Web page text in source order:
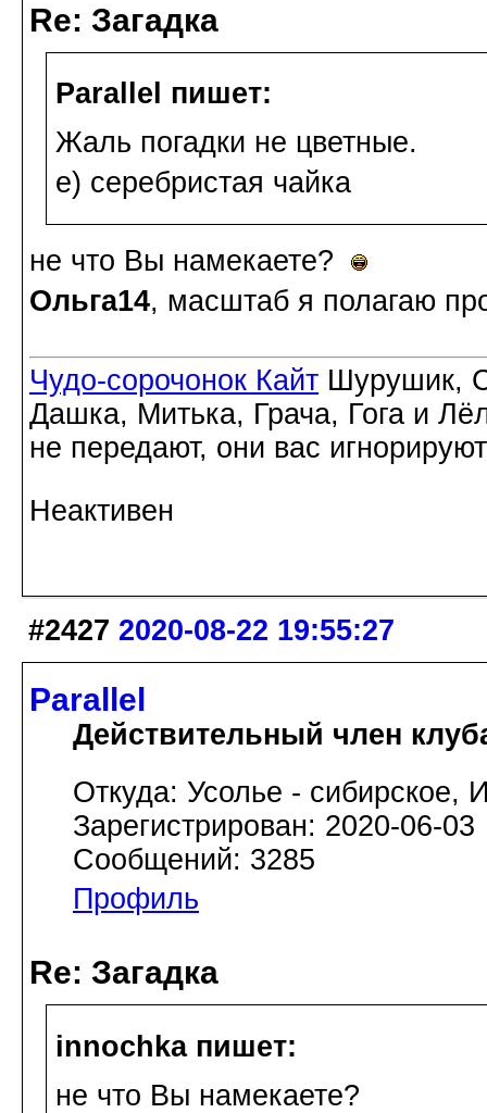
Re: Загадка
Parallel пишет:
Жаль погадки не цветные.
е) серебристая чайка
не что Вы намекаете?
Ольга14, масштаб я полагаю
Чудо-сорочонок Кайт Шурушик,
Дашка, Митька, Грача, Гога и
не передают, они вас игнорируют
Неактивен
#2427 2020-08-22 19:55:27
Parallel
Действительный член
Откуда: Усолье - сибирское,
Зарегистрирован: 2020-06-03
Сообщений: 3285
Профиль
Re: Загадка
innochka пишет:
не что Вы намекаете?